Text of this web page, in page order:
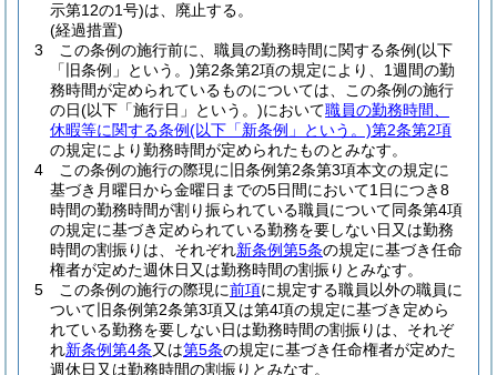
示第12の1号)は、廃止する。
(経過措置)
3
この条例の施行前に、職員の勤務時間に関する条例(以下
「旧条例」という。)第2条第2項の規定により、1週間の勤
務時間が定められているものについては、この条例の施行
の日(以下「施行日」という。)において職員の勤務時間、
休暇等に関する条例(以下「新条例」という。)第2条第2項
の規定により勤務時間が定められたものとみなす。
4
この条例の施行の際現に旧条例第2条第3項本文の規定に
基づき月曜日から金曜日までの5日間において1日につき8
時間の勤務時間が割り振られている職員について同条第4項
の規定に基づき定められている勤務を要しない日又は勤務
時間の割振りは、それぞれ新条例第5条の規定に基づき任命
権者が定めた週休日又は勤務時間の割振りとみなす。
5
この条例の施行の際現に前項に規定する職員以外の職員に
ついて旧条例第2条第3項又は第4項の規定に基づき定めら
れている勤務を要しない日は勤務時間の割振りは、それぞ
れ新条例第4条又は第5条の規定に基づき任命権者が定めた
週休日又は勤務時間の割振りとみなす。